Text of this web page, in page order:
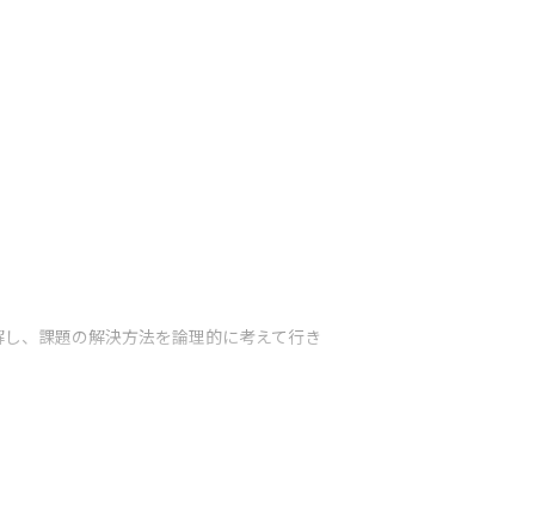
、課題の解決方法を論理的に考えて行き
を容易にしました。